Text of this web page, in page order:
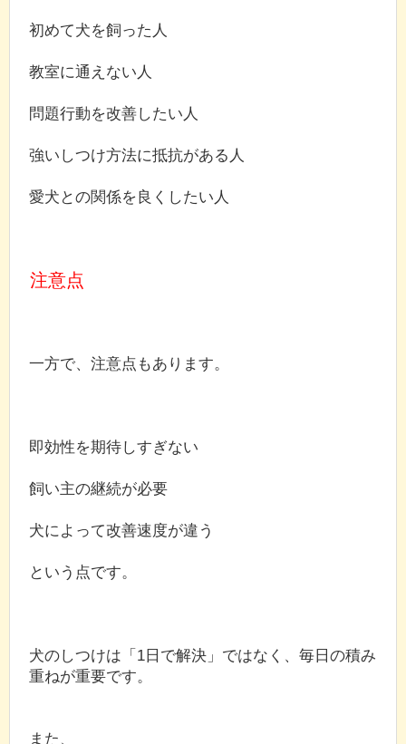
初めて犬を飼った人
教室に通えない人
問題行動を改善したい人
強いしつけ方法に抵抗がある人
愛犬との関係を良くしたい人
注意点
一方で、注意点もあります。
即効性を期待しすぎない
飼い主の継続が必要
犬によって改善速度が違う
という点です。
犬のしつけは「1日で解決」ではなく、毎日の積み
重ねが重要です。
また、